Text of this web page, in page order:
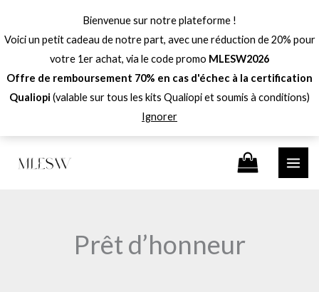
Bienvenue sur notre plateforme !
Voici un petit cadeau de notre part, avec une réduction de 20% pour
votre 1er achat, via le code promo MLESW2026
Offre de remboursement 70% en cas d'échec à la certification
Qualiopi (valable sur tous les kits Qualiopi et soumis à conditions)
Ignorer
contenu
Prêt d’honneur